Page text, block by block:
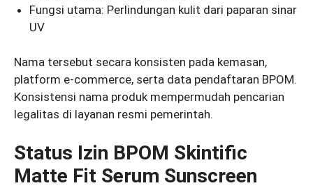
Fungsi utama: Perlindungan kulit dari paparan sinar
UV
Nama tersebut secara konsisten pada kemasan,
platform e-commerce, serta data pendaftaran BPOM.
Konsistensi nama produk mempermudah pencarian
legalitas di layanan resmi pemerintah.
Status Izin BPOM Skintific
Matte Fit Serum Sunscreen